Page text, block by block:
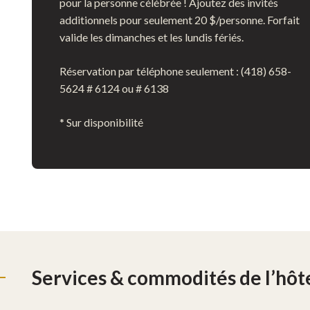
additionnels pour seulement 20 $/personne. Forfait
valide les dimanches et les lundis fériés.
Réservation par téléphone seulement : (418) 658-
5624 # 6124 ou # 6138
* Sur disponibilité
Services & commodités de